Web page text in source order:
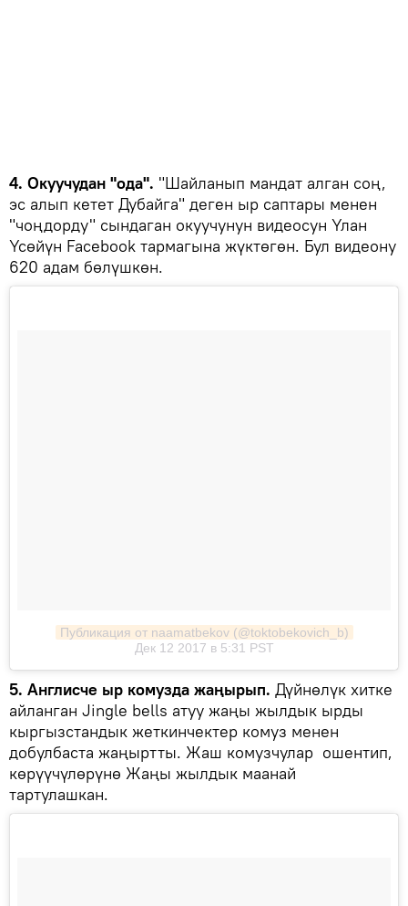
4. Окуучудан "ода". "Шайланып мандат алган соң,
эс алып кетет Дубайга" деген ыр саптары менен
"чоңдорду" сындаган окуучунун видеосун Үлан
Үсөйүн Facebook тармагына жүктөгөн. Бул видеону
620 адам бөлүшкөн.
Публикация от naamatbekov (@toktobekovich_b)
Дек 12 2017 в 5:31 PST
5. Англисче ыр комузда жаңырып. Дүйнөлүк хитке
айланган Jingle bells атуу жаңы жылдык ырды
кыргызстандык жеткинчектер комуз менен
добулбаста жаңыртты. Жаш комузчулар ошентип,
көрүүчүлөрүнө Жаңы жылдык маанай
тартулашкан.